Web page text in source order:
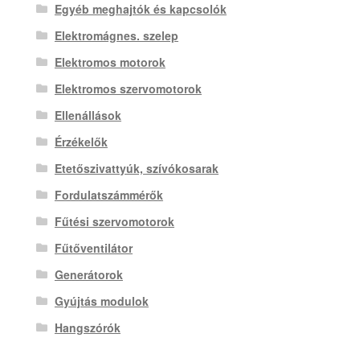
Egyéb meghajtók és kapcsolók
Elektromágnes. szelep
Elektromos motorok
Elektromos szervomotorok
Ellenállások
Érzékelők
Etetőszivattyúk, szívókosarak
Fordulatszámmérők
Fűtési szervomotorok
Fűtőventilátor
Generátorok
Gyújtás modulok
Hangszórók